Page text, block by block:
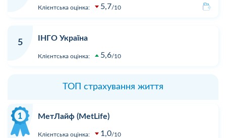
Клієнтська оцінка: 5,7 10
5
ІНГО Україна
Клієнтська оцінка: 5,6 10
ТОП страхування життя
МетЛайф (MetLife)
Клієнтська оцінка: 1,0 10